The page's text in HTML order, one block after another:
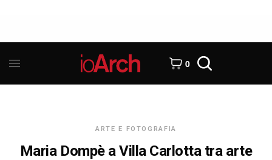
0
ARTE E FOTOGRAFIA
Maria Dompè a Villa Carlotta tra arte